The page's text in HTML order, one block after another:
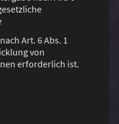
Art. 6 Abs. 1
von
erforderlich ist.